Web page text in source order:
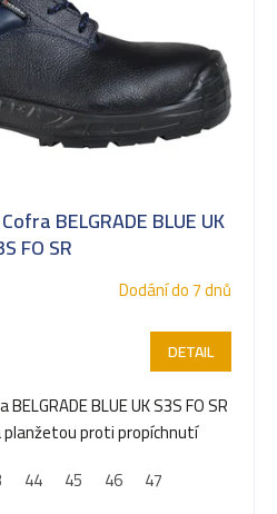
BELGRADE BLUE UK
FO SR
Dodání do 7 dnů
DETAIL
BLUE UK S3S FO SR
planžetou proti propíchnutí
44 45 46 47